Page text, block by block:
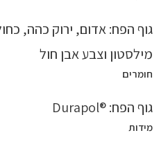
גוף הפח: אדום, ירוק כהה,
מילסטון וצבע אבן חול
חומרים
גוף הפח: ®Durapol
מידות